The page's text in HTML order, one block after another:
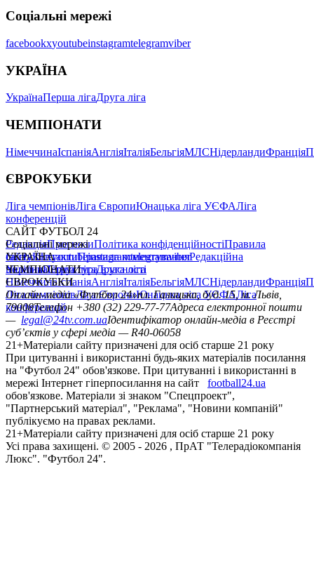
Соціальні мережі
facebookxyoutubeinstagramtelegramviber
УКРАЇНА
УкраїнаПерша лігаДруга ліга
ЧЕМПІОНАТИ
НімеччинаІспаніяАнгліяІталіяБельгіяМЛСНідерландиФранція
ЄВРОКУБКИ
Ліга чемпіонівЛіга ЄвропиЮнацька ліга УЄФАЛіга
конференцій
САЙТ ФУТБОЛ 24
РедакціяПрогнозиПолітика конфіденційностіПравила
сайтуКонтактиПравила коментуванняРедакційна
політикаСтруктура власності
Соціальні мережі
facebookxyoutubeinstagramtelegramviber
УКРАЇНА
УкраїнаПерша лігаДруга ліга
ЧЕМПІОНАТИ
НімеччинаІспаніяАнгліяІталіяБельгіяМЛСНідерландиФранція
ЄВРОКУБКИ
Ліга чемпіонівЛіга ЄвропиЮнацька ліга УЄФАЛіга
конференцій
Онлайн-медіа «Футбол 24»пл. Галицька, буд. 15, м. Львів,
79008Телефон +380 (32) 229-77-77Адреса електронної пошти
— legal@24tv.com.uaІдентифікатор онлайн-медіа в Реєстрі
суб’єктів у сфері медіа — R40-06058
21+Матеріали сайту призначені для осіб старше 21 року
При цитуванні і використанні будь-яких матеріалів посилання
на "Футбол 24" обов'язкове. При цитуванні і використанні в
мережі Інтернет гіперпосилання на сайт
football24.ua
обов'язкове. Матеріали зі знаком "Спецпроект",
"Партнерський матеріал", "Реклама", "Новини компаній"
публікуємо на правах реклами.
21+Матеріали сайту призначені для осіб старше 21 року
Усi права захищенi. © 2005 - 2026 , ПрАТ "Телерадіокомпанія
Люкс". "Футбол 24".